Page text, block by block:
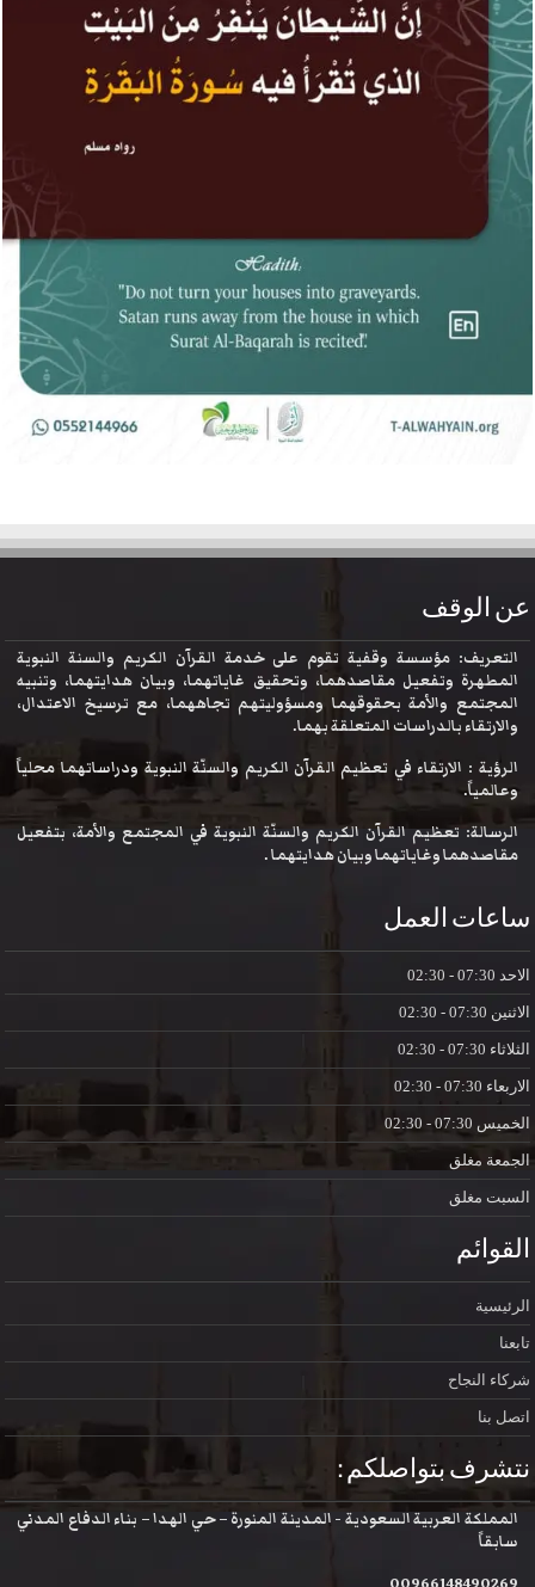
عن الوقف
التعريف: مؤسسة وقفية تقوم على خدمة القرآن الكريم والسنة النبوية
المطهرة وتفعيل مقاصدهما، وتحقيق غاياتهما، وبيان هدايتهما، وتنبيه
المجتمع والأمة بحقوقهما ومسؤوليتهم تجاههما، مع ترسيخ الاعتدال،
والارتقاء بالدراسات المتعلقة بهما.
الرؤية : الارتقاء في تعظيم القرآن الكريم والسنّة النبوية ودراساتهما محلياً
وعالمياً.
الرسالة: تعظيم القرآن الكريم والسنّة النبوية في المجتمع والأمة، بتفعيل
مقاصدهما وغاياتهما وبيان هدايتهما .
ساعات العمل
الاحد
الاثنين
الثلاثاء
الاربعاء
الخميس
الجمعة مغلق
السبت مغلق
القوائم
الرئيسية
تابعنا
شركاء النجاح
اتصل بنا
نتشرف بتواصلكم :
المملكة العربية السعودية - المدينة المنورة – حي الهدا – بناء الدفاع المدني
سابقاً